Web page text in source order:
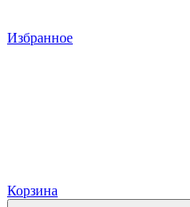
Избранное
Корзина